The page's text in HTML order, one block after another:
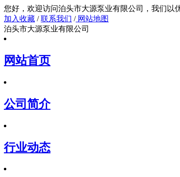
您好，欢迎访问泊头市大源泵业有限公司
加入收藏 /联系我们 /网站地图
泊头市大源泵业有限公司
网站首页
公司简介
行业动态